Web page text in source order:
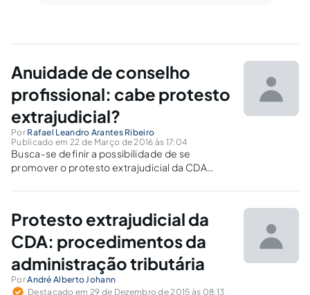
Anuidade de conselho
profissional: cabe protesto
extrajudicial?
Por Rafael Leandro Arantes Ribeiro
Publicado em 22 de Março de 2016 às 17:04
Busca-se definir a possibilidade de se
promover o protesto extrajudicial da CDA
Conselhos Profissionais, face sua natureza
1º, p.u, da Lei n.º 9.492/1997.
Protesto extrajudicial da
CDA: procedimentos da
administração tributária
PorAndré Alberto Johann
Destacado em 29 de Dezembro de 2015 às 08:13